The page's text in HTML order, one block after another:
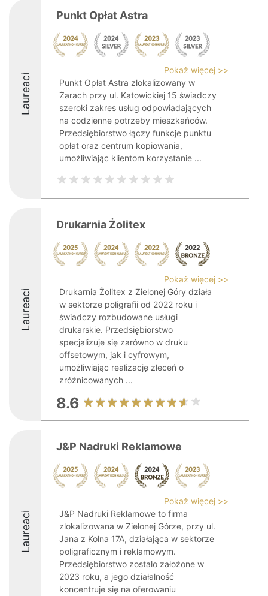
Laureaci
Punkt Opłat Astra
Pokaż więcej >>
Punkt Opłat Astra zlokalizowany w
Żarach przy ul. Katowickiej 15 świadczy
szeroki zakres usług odpowiadających
na codzienne potrzeby mieszkańców.
Przedsiębiorstwo łączy funkcje punktu
opłat oraz centrum kopiowania,
umożliwiając klientom korzystanie ...
Laureaci
Drukarnia Żolitex
Pokaż więcej >>
Drukarnia Żolitex z Zielonej Góry działa
w sektorze poligrafii od 2022 roku i
świadczy rozbudowane usługi
drukarskie. Przedsiębiorstwo
specjalizuje się zarówno w druku
offsetowym, jak i cyfrowym,
umożliwiając realizację zleceń o
zróżnicowanych ...
8.6
Laureaci
J&P Nadruki Reklamowe
Pokaż więcej >>
J&P Nadruki Reklamowe to firma
zlokalizowana w Zielonej Górze, przy ul.
Jana z Kolna 17A, działająca w sektorze
poligraficznym i reklamowym.
Przedsiębiorstwo zostało założone w
2023 roku, a jego działalność
koncentruje się na oferowaniu